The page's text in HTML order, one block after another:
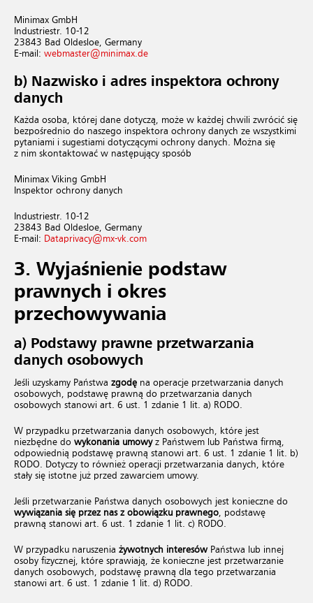
Minimax GmbH
Industriestr. 10-12
23843 Bad Oldesloe, Germany
E-mail: webmaster@​minimax.​de
b) Nazwisko i adres inspektora ochrony
danych
Każda osoba, której dane dotyczą, może w każdej chwili zwrócić się
bezpośrednio do naszego inspektora ochrony danych ze wszystkimi
pytaniami i sugestiami dotyczącymi ochrony danych. Można się
z nim skontaktować w następujący sposób
Minimax Viking GmbH
Inspektor ochrony danych
Industriestr. 10-12
23843 Bad Oldesloe, Germany
E-mail: Dataprivacy@​mx-​vk.​com
3. Wyjaśnienie podstaw
prawnych i okres
przechowywania
a) Podstawy prawne przetwarzania
danych osobowych
Jeśli uzyskamy Państwa zgodę na operacje przetwarzania danych
osobowych, podstawę prawną do przetwarzania danych
osobowych stanowi art. 6 ust. 1 zdanie 1 lit. a) RODO.
W przypadku przetwarzania danych osobowych, które jest
niezbędne do wykonania umowyz Państwem lub Państwa firmą,
odpowiednią podstawę prawną stanowi art. 6 ust. 1 zdanie 1 lit. b)
RODO. Dotyczy to również operacji przetwarzania danych, które
stały się istotne już przed zawarciem umowy.
Jeśli przetwarzanie Państwa danych osobowych jest konieczne do
wywiązania się przez nas z obowiązku prawnego , podstawę
prawną stanowi art. 6 ust. 1 zdanie 1 lit. c) RODO.
W przypadku naruszenia żywotnych interesówPaństwa lub innej
osoby fizycznej, które sprawiają, że konieczne jest przetwarzanie
danych osobowych, podstawę prawną dla tego przetwarzania
stanowi art. 6 ust. 1 zdanie 1 lit. d) RODO.